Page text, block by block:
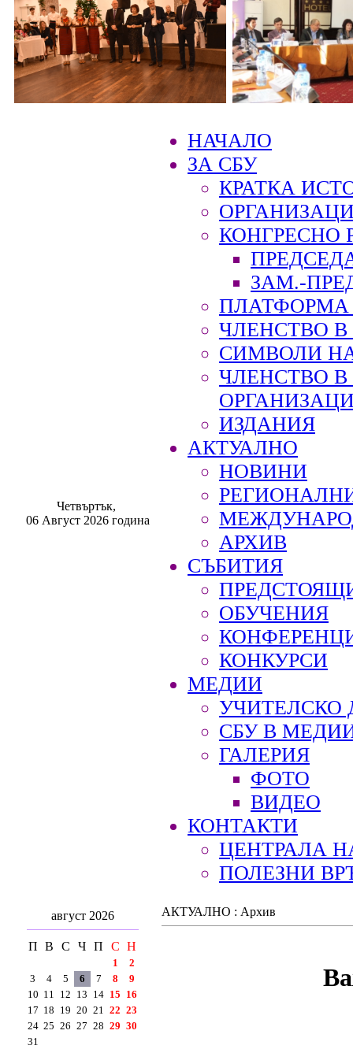
Четвъртък,
06 Август 2026 година
НАЧАЛО
ЗА СБУ
КРАТКА
КОНГРЕСНО
ЗАМ.-
ПЛАТФОРМА
ЧЛЕНСТВО В
СИМВОЛИ
ЧЛЕНСТВО
ИЗДАНИЯ
АКТУАЛНО
НОВИНИ
АРХИВ
СЪБИТИЯ
ОБУЧЕНИЯ
КОНКУРСИ
МЕДИИ
УЧИТЕЛСКО
СБУ В
ГАЛЕРИЯ
ФОТО
ВИДЕО
КОНТАКТИ
ЦЕНТРАЛА
ПОЛЕЗНИ
август 2026
П В С Ч П С Н
1
2
3
4 5 6 7 8
9
10 11 12 13 14 15 16
17 18 19 20 21 22 23
24 25 26 27 28 29 30
31
АКТУАЛНО : Архив